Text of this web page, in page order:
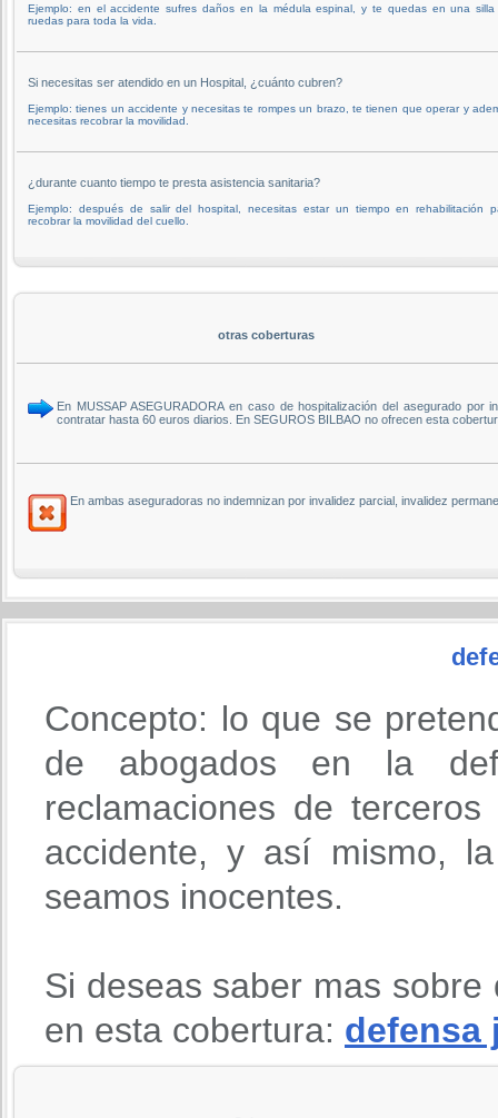
Ejemplo: en el accidente sufres daños en la médula espinal, y te quedas en una silla
ruedas para toda la vida.
Si necesitas ser atendido en un Hospital, ¿cuánto cubren?
Ejemplo: tienes un accidente y necesitas te rompes un brazo, te tienen que operar y
necesitas recobrar la movilidad.
¿durante cuanto tiempo te presta asistencia sanitaria?
Ejemplo: después de salir del hospital, necesitas estar un tiempo en rehabilitación
recobrar la movilidad del cuello.
otras coberturas
En MUSSAP ASEGURADORA en caso de hospitalización del asegurado
contratar hasta 60 euros diarios. En SEGUROS BILBAO no ofrecen esta
En ambas aseguradoras no indemnizan por invalidez parcial, invalidez
Concepto: lo que se
de abogados en la
reclamaciones de
accidente, y así mismo,
seamos inocentes.
Si deseas saber mas
en esta cobertura: defensa